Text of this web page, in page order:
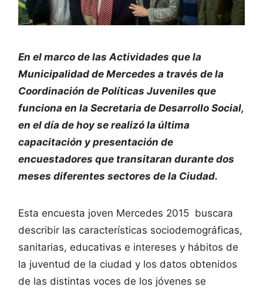
En el marco de las Actividades que la
Municipalidad de Mercedes a través de la
Coordinación de Políticas Juveniles que
funciona en la Secretaria de Desarrollo Social,
en el día de hoy se realizó la última
capacitación y presentación de
encuestadores que transitaran durante dos
meses diferentes sectores de la Ciudad.
Esta encuesta joven Mercedes 2015 buscara
describir las características sociodemográficas,
sanitarias, educativas e intereses y hábitos de
la juventud de la ciudad y los datos obtenidos
de las distintas voces de los jóvenes se